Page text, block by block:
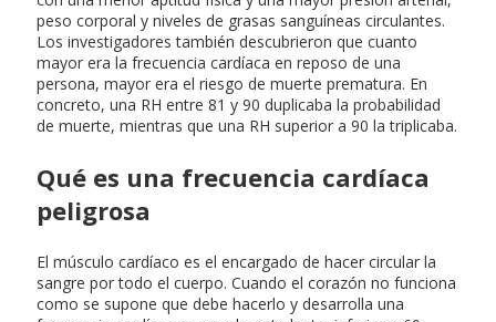
peso corporal y niveles de grasas sanguíneas circulantes.
Los investigadores también descubrieron que cuanto
mayor era la frecuencia cardíaca en reposo de una
persona, mayor era el riesgo de muerte prematura. En
concreto, una RH entre 81 y 90 duplicaba la probabilidad
de muerte, mientras que una RH superior a 90 la triplicaba.
Qué es una frecuencia cardíaca
peligrosa
El músculo cardíaco es el encargado de hacer circular la
sangre por todo el cuerpo. Cuando el corazón no funciona
como se supone que debe hacerlo y desarrolla una